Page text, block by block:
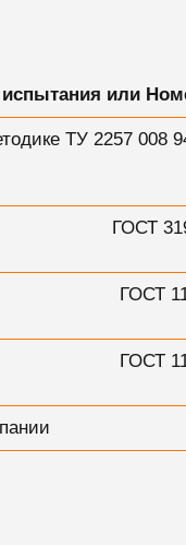
или
ТУ 2257 008
ГОСТ
ГОСТ
ГОСТ